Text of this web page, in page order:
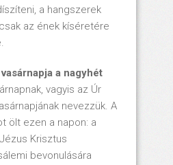
a hangszerek
az ének kíséretére
a nagyhét
vagyis az Úr
nevezzük. A
ölt ezen a napon: a
Krisztus
bevonulására